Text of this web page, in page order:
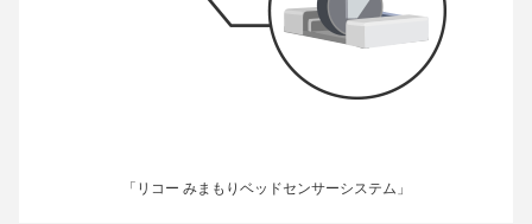
「リコー みまもりベッドセンサーシステム」